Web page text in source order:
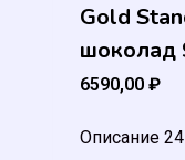
Gold
шоколад
6590,00 ₽
Описание